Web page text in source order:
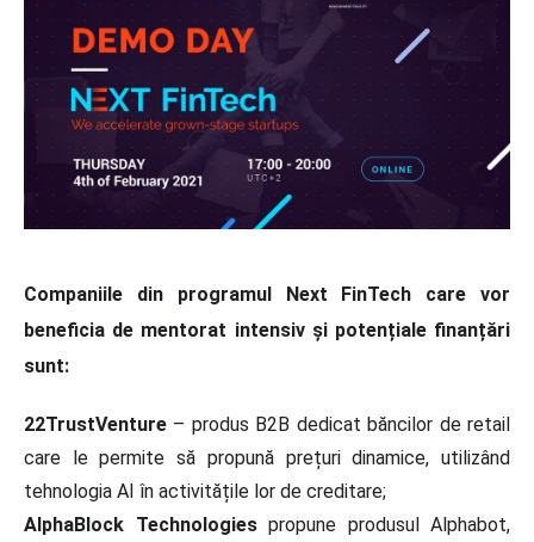
Companiile din programul Next FinTech care vor
beneficia de mentorat intensiv și potențiale finanțări
sunt:
22TrustVenture – produs B2B dedicat băncilor de retail
care le permite să propună prețuri dinamice, utilizând
tehnologia AI în activitățile lor de creditare;
AlphaBlock Technologiespropune produsul Alphabot,